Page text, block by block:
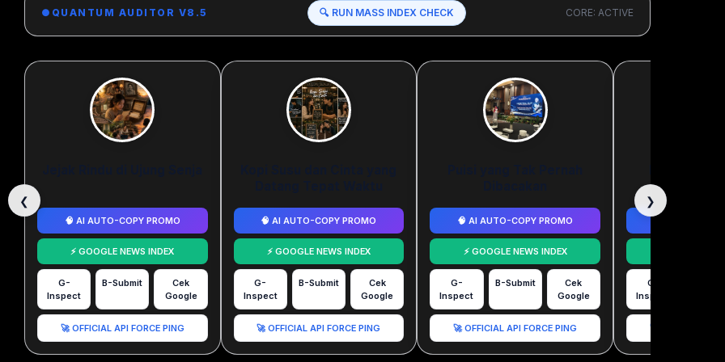
● QUANTUM AUDITOR V8.5 🔍 RUN MASS INDEX CHECK CORE: ACTIVE
❮ ❯
🧠 AI AUTO-COPY PROMO
⚡ GOOGLE NEWS INDEX
G-
Inspect
B-Submit
Cek
Google
🚀 OFFICIAL API FORCE PING
🧠 AI AUTO-COPY PROMO
⚡ GOOGLE NEWS INDEX
G-
Inspect
B-Submit
Cek
Google
🚀 OFFICIAL API FORCE PING
🧠 AI AUTO-COPY PROMO
⚡ GOOGLE NEWS INDEX
G-
Inspect
B-Submit
Cek
Google
🚀 OFFICIAL API FORCE PING
G-
Inspect
🚀 OFFICIAL API